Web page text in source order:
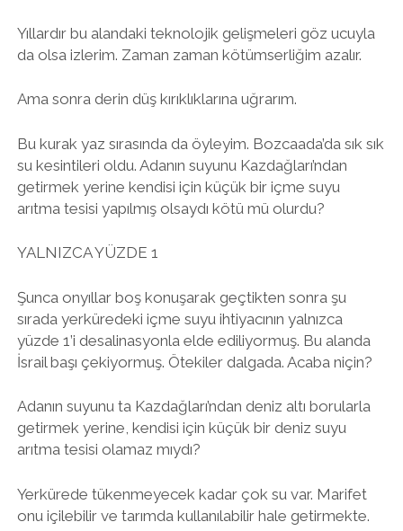
Yıllardır bu alandaki teknolojik gelişmeleri göz ucuyla
da olsa izlerim. Zaman zaman kötümserliğim azalır.
Ama sonra derin düş kırıklıklarına uğrarım.
Bu kurak yaz sırasında da öyleyim. Bozcaada’da sık sık
su kesintileri oldu. Adanın suyunu Kazdağları’ndan
getirmek yerine kendisi için küçük bir içme suyu
arıtma tesisi yapılmış olsaydı kötü mü olurdu?
YALNIZCA YÜZDE 1
Şunca onyıllar boş konuşarak geçtikten sonra şu
sırada yerküredeki içme suyu ihtiyacının yalnızca
yüzde 1’i desalinasyonla elde ediliyormuş. Bu alanda
İsrail başı çekiyormuş. Ötekiler dalgada. Acaba niçin?
Adanın suyunu ta Kazdağları’ndan deniz altı borularla
getirmek yerine, kendisi için küçük bir deniz suyu
arıtma tesisi olamaz mıydı?
Yerkürede tükenmeyecek kadar çok su var. Marifet
onu içilebilir ve tarımda kullanılabilir hale getirmekte.